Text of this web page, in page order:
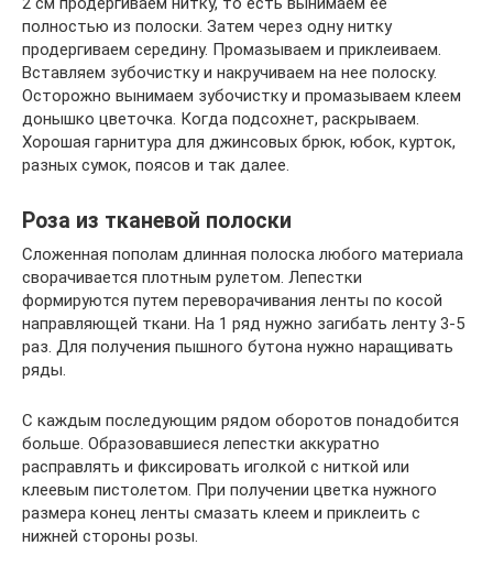
полностью из полоски. Затем через одну нитку
продергиваем середину. Промазываем и приклеиваем.
Вставляем зубочистку и накручиваем на нее полоску.
Осторожно вынимаем зубочистку и промазываем клеем
донышко цветочка. Когда подсохнет, раскрываем.
Хорошая гарнитура для джинсовых брюк, юбок, курток,
разных сумок, поясов и так далее.
Роза из тканевой полоски
Сложенная пополам длинная полоска любого материала
сворачивается плотным рулетом. Лепестки
формируются путем переворачивания ленты по косой
направляющей ткани. На 1 ряд нужно загибать ленту 3-5
раз. Для получения пышного бутона нужно наращивать
ряды.
С каждым последующим рядом оборотов понадобится
больше. Образовавшиеся лепестки аккуратно
расправлять и фиксировать иголкой с ниткой или
клеевым пистолетом. При получении цветка нужного
размера конец ленты смазать клеем и приклеить с
нижней стороны розы.